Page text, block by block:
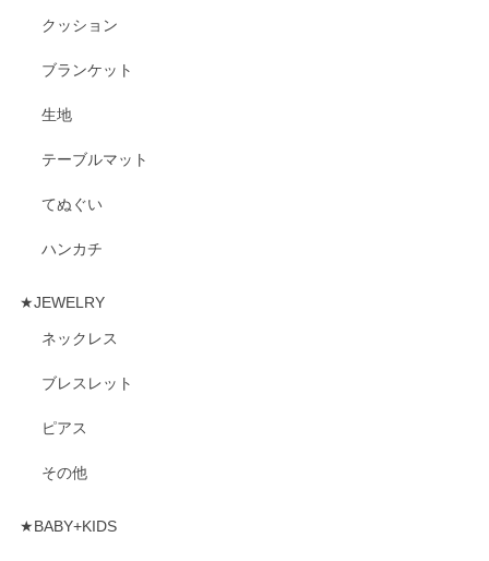
クッション
ブランケット
生地
テーブルマット
てぬぐい
ハンカチ
★JEWELRY
ネックレス
ブレスレット
ピアス
その他
★BABY+KIDS